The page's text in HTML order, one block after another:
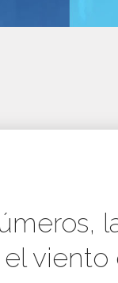
viento